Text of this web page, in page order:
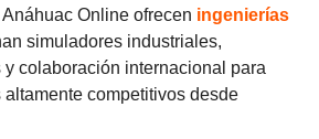
Online ofrecen ingenierías
simuladores industriales,
y colaboración internacional para
competitivos desde